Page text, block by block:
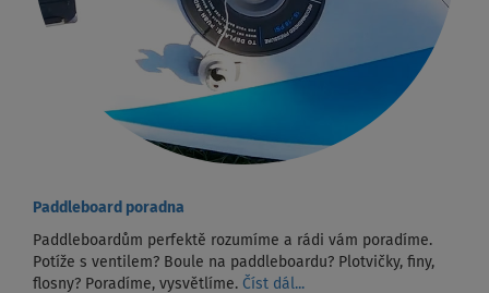
Paddleboard poradna
Paddleboardům perfektě rozumíme a rádi vám poradíme.
Potíže s ventilem? Boule na paddleboardu? Plotvičky, finy,
flosny? Poradíme, vysvětlíme. Číst dál...